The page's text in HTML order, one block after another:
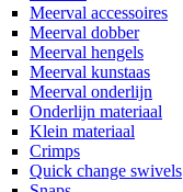
Meerval accessoires
Meerval dobber
Meerval hengels
Meerval kunstaas
Meerval onderlijn
Onderlijn materiaal
Klein materiaal
Crimps
Quick change swivels